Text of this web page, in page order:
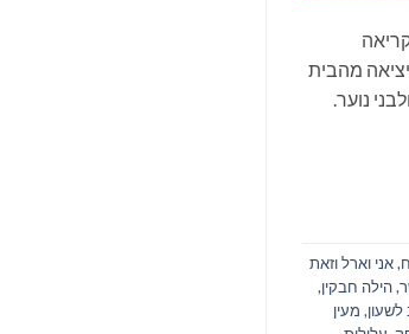
מהבית
נהדרים לילדים ולבני נוער.
,אני וארל וזאת
,הילה חבקין,
, מעין